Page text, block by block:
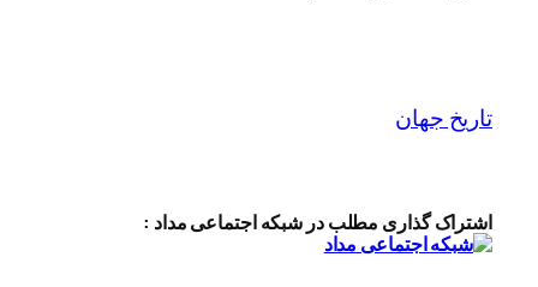
تاریخ جهان
اشتراک گذاری مطلب در شبکه اجتماعی مداد :